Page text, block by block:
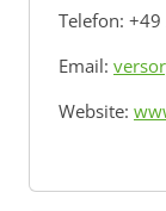
Telefon:
Email:
Website: